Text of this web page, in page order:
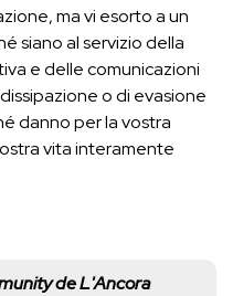
ma vi esorto a un
siano al servizio della
e delle comunicazioni
o di evasione
danno per la vostra
vita interamente
de L'Ancora